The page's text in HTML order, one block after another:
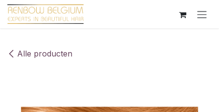
Overslaan naar inhoud
Alle producten